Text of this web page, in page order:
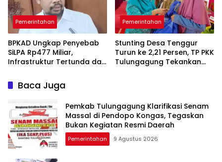
Pemerintahan
BPKAD Ungkap Penyebab
SiLPA Rp477 Miliar,
Infrastruktur Tertunda dan
Pemerintahan
Stunting Desa Tenggur
Turun ke 2,21 Persen, TP PKK
Tulungagung Tekankan
Baca Juga
Pemkab Tulungagung Klarifikasi Senam
Massal di Pendopo Kongas, Tegaskan
Bukan Kegiatan Resmi Daerah
Pemerintahan 9 Agustus 2026